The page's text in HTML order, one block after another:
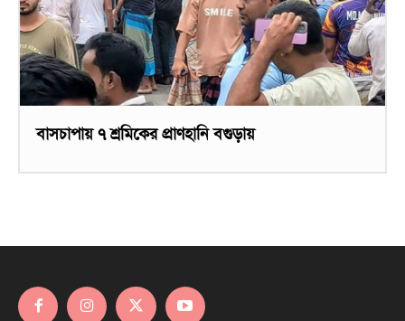
বাসচাপায় ৭ শ্রমিকের প্রাণহানি বগুড়ায়